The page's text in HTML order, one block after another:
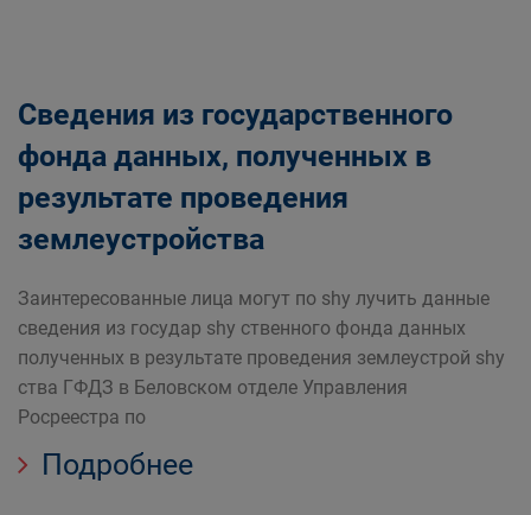
Сведения из государственного
фонда данных, полученных в
результате проведения
землеустройства
Заинтересованные лица могут по shy лучить данные
сведения из государ shy ственного фонда данных
полученных в результате проведения землеустрой shy
ства ГФДЗ в Беловском отделе Управления
Росреестра по
Подробнее